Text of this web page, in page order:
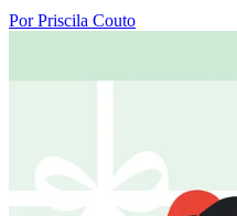
Por Priscila Couto